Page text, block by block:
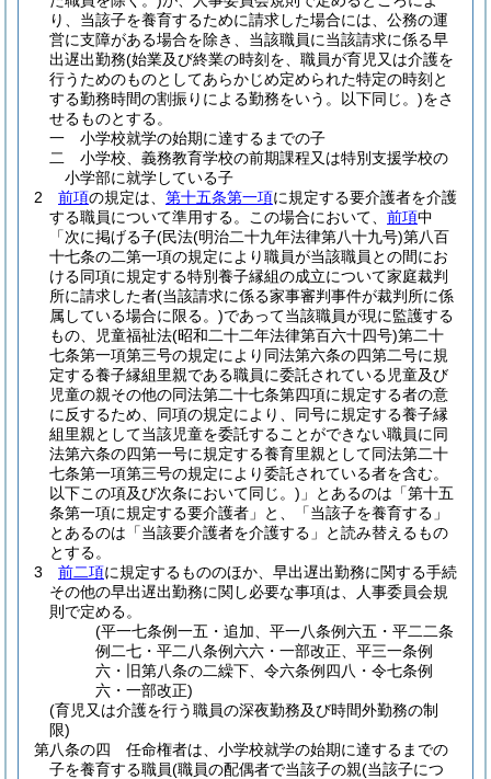
り、当該子を養育するために請求した場合には、公務の運
営に支障がある場合を除き、当該職員に当該請求に係る早
出遅出勤務(始業及び終業の時刻を、職員が育児又は介護を
行うためのものとしてあらかじめ定められた特定の時刻と
する勤務時間の割振りによる勤務をいう。以下同じ。)をさ
せるものとする。
一
小学校就学の始期に達するまでの子
二
小学校、義務教育学校の前期課程又は特別支援学校の
小学部に就学している子
2
前項の規定は、 第十五条第一項に規定する要介護者を介護
する職員について準用する。
この場合において、 前項中
「次に掲げる子(民法(明治二十九年法律第八十九号)第八百
十七条の二第一項の規定により職員が当該職員との間にお
ける同項に規定する特別養子縁組の成立について家庭裁判
所に請求した者(当該請求に係る家事審判事件が裁判所に係
属している場合に限る。)であって当該職員が現に監護する
もの、児童福祉法(昭和二十二年法律第百六十四号)第二十
七条第一項第三号の規定により同法第六条の四第二号に規
定する養子縁組里親である職員に委託されている児童及び
児童の親その他の同法第二十七条第四項に規定する者の意
に反するため、同項の規定により、同号に規定する養子縁
組里親として当該児童を委託することができない職員に同
法第六条の四第一号に規定する養育里親として同法第二十
七条第一項第三号の規定により委託されている者を含む。
以下この項及び次条において同じ。) 」とあるのは「第十五
条第一項に規定する要介護者」と、「当該子を養育する」
とあるのは「当該要介護者を介護する」と読み替えるもの
とする。
3
前二項に規定するもののほか、早出遅出勤務に関する手続
その他の早出遅出勤務に関し必要な事項は、人事委員会規
則で定める。
(平一七条例一五・追加、平一八条例六五・平二二条
例二七・平二八条例六六・一部改正、平三一条例
六・旧第八条の二繰下、令六条例四八・令七条例
六・一部改正)
(育児又は介護を行う職員の深夜勤務及び時間外勤務の制
限)
第八条の四
任命権者は、小学校就学の始期に達するまでの
子を養育する職員(職員の配偶者で当該子の親(当該子につ